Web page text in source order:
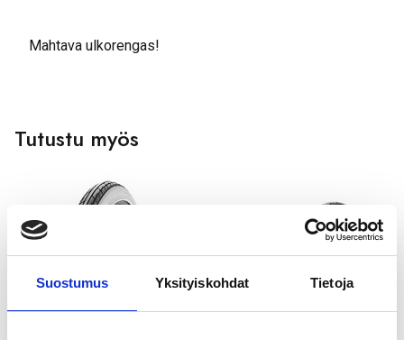
Suostumus Yksityiskohdat Tietoja
Mahtava ulkorengas!
Tutustu myös